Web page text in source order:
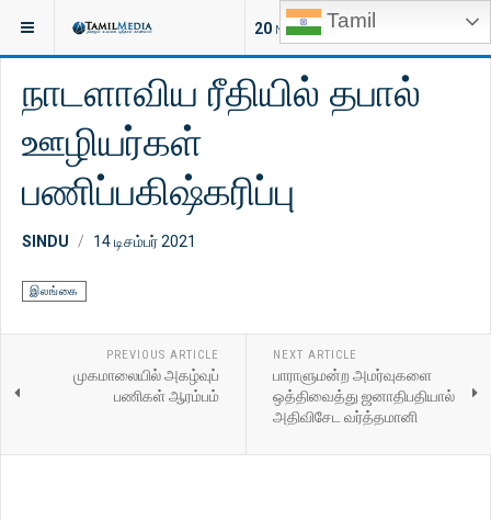
Tamil
20 NEW ARTICLES
இருக்குமிடம்: இலங்கை
நாடளாவிய ரீதியில் தபால்
ஊழியர்கள்
பணிப்பகிஷ்கரிப்பு
SINDU 14 டிசம்பர் 2021
இலங்கை
PREVIOUS ARTICLE
முகமாலையில் அகழ்வுப்
பணிகள் ஆரம்பம்
NEXT ARTICLE
பாராளுமன்ற அமர்வுகளை
ஒத்திவைத்து ஜனாதிபதியால்
அதிவிசேட வர்த்தமானி